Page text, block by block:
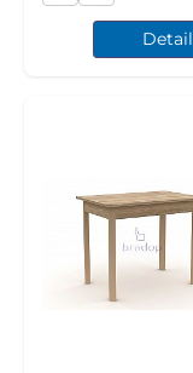
Detail